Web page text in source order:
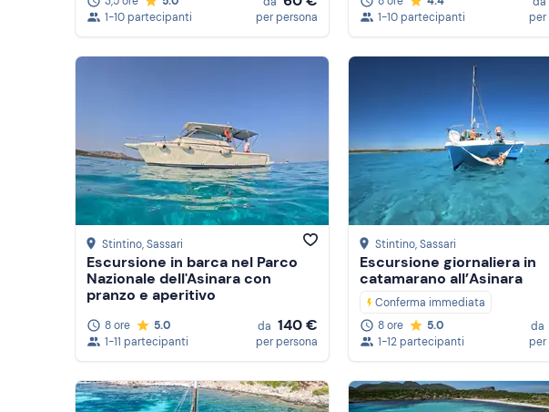
1-10 partecipanti
per persona
1-10 partecipanti
per
Stintino, Sassari
Escursione in barca nel Parco
Nazionale dell'Asinara con
pranzo e aperitivo
8 ore
5.0
1-11 partecipanti
da 140 €
per persona
Stintino, Sassari
Escursione giornaliera in
catamarano all’Asinara
Conferma immediata
8 ore
5.0
1-12 partecipanti
da
per